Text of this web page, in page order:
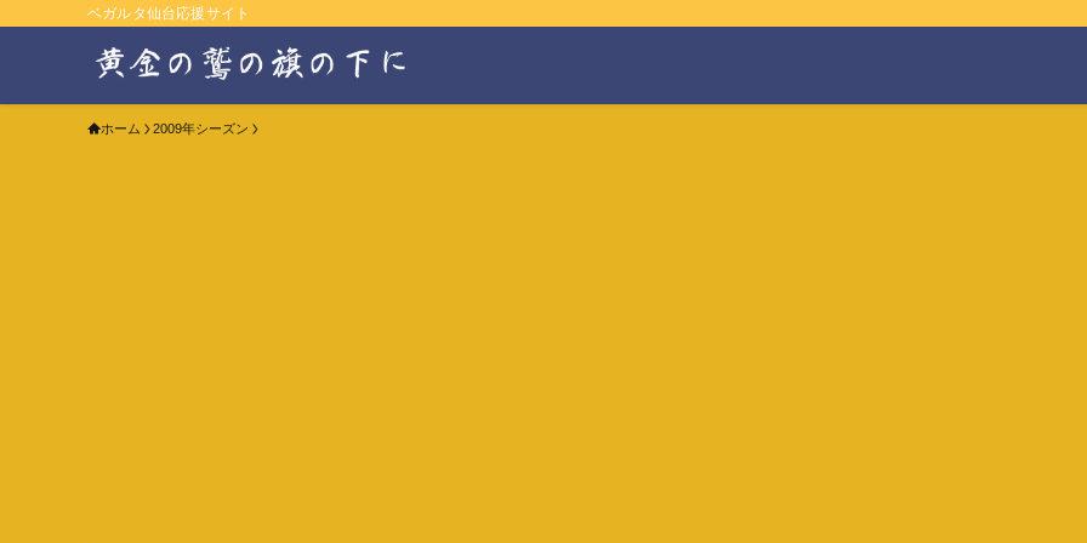
ベガルタ仙台応援サイト
ホーム 2009年シーズン